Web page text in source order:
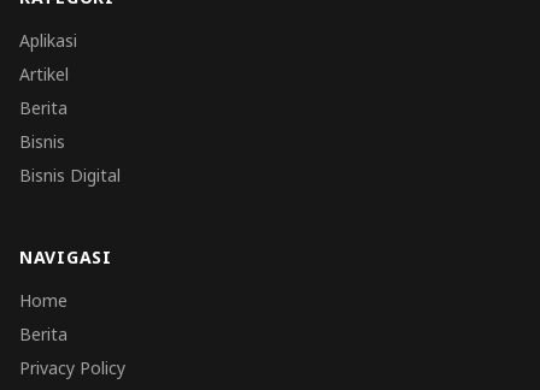
Aplikasi
Artikel
Berita
Bisnis
Bisnis Digital
NAVIGASI
Home
Berita
Privacy Policy